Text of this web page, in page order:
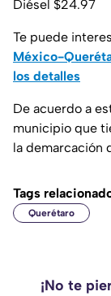
Diésel $24.97
Te puede
México-
los detalles
De acuerdo a
municipio que
la demarcación
Tags
Querétaro
¡No te